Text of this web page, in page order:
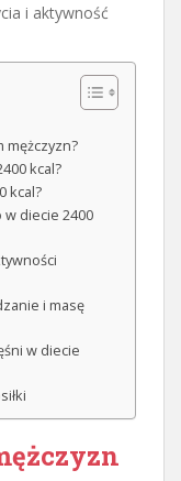
i aktywność
mężczyzn?
kcal?
kcal?
w diecie 2400
i masę
w diecie